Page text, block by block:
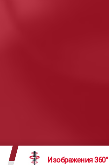
Изображения 360°